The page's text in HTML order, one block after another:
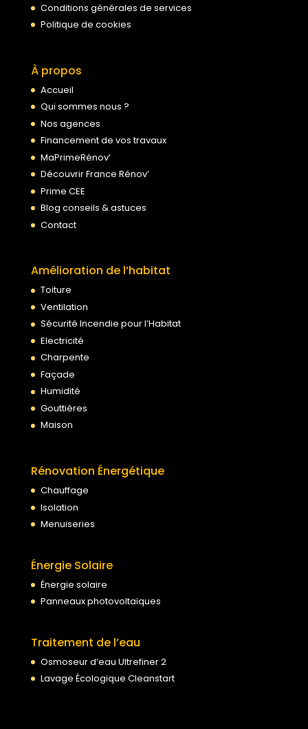
Conditions générales de services
Politique de cookies
À propos
Accueil
Qui sommes nous ?
Nos agences
Financement de vos travaux
MaPrimeRénov’
Découvrir France Rénov’
Prime CEE
Blog conseils & astuces
Contact
Amélioration de l’habitat
Toiture
Ventilation
Sécurité Incendie pour l’Habitat
Electricité
Charpente
Façade
Humidité
Gouttières
Maison
Rénovation Énergétique
Chauffage
Isolation
Menuiseries
Énergie Solaire
Énergie solaire
Panneaux photovoltaïques
Traitement de l’eau
Osmoseur d’eau Ultrefiner 2
Lavage Écologique Cleanstart